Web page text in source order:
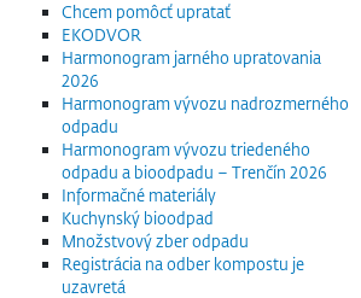
Chcem pomôcť upratať
EKODVOR
Harmonogram jarného upratovania
2026
Harmonogram vývozu nadrozmerného
odpadu
Harmonogram vývozu triedeného
odpadu a bioodpadu – Trenčín 2026
Informačné materiály
Kuchynský bioodpad
Množstvový zber odpadu
Registrácia na odber kompostu je
uzavretá